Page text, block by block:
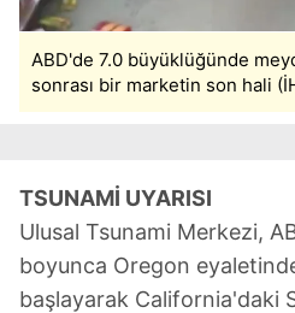
ABD'de 7.0 büyüklüğünde
sonrası bir marketin son hali
TSUNAMİ UYARISI
Ulusal Tsunami Merkezi,
boyunca Oregon
başlayarak California'daki